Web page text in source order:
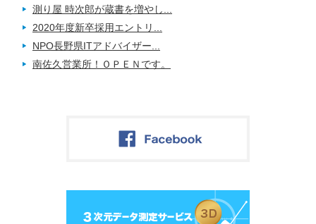
測り屋 時次郎が蔵書を増やし...
2020年度新卒採用エントリ...
NPO長野県ITアドバイザー...
南佐久営業所！ＯＰＥＮです。